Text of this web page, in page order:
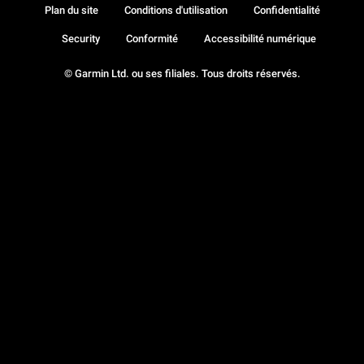
© Garmin Ltd. ou ses filiales. Tous droits réservés.
Plan du site Conditions d'utilisation Confidentialité
Security Conformité Accessibilité numérique